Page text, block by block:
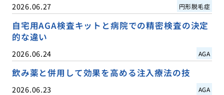
2026.06.27 円形脱毛症
自宅用AGA検査キットと病院での精密検査の決定
的な違い
2026.06.24 AGA
飲み薬と併用して効果を高める注入療法の技
2026.06.23 AGA